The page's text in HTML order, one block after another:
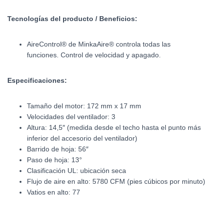
Tecnologías del producto / Beneficios:
AireControl® de MinkaAire® controla todas las
funciones. Control de velocidad y apagado.
Especificaciones:
Tamaño del motor: 172 mm x 17 mm
Velocidades del ventilador: 3
Altura: 14,5″ (medida desde el techo hasta el punto más
inferior del accesorio del ventilador)
Barrido de hoja: 56″
Paso de hoja: 13°
Clasificación UL: ubicación seca
Flujo de aire en alto: 5780 CFM (pies cúbicos por minuto)
Vatios en alto: 77